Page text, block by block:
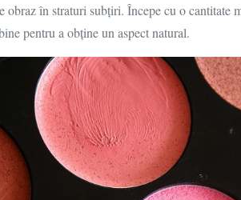
obraz în straturi subțiri. Începe cu o
pentru a obține un aspect natural.